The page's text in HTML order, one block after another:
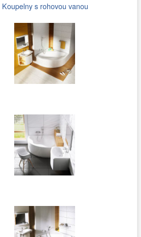
Koupelny s rohovou vanou